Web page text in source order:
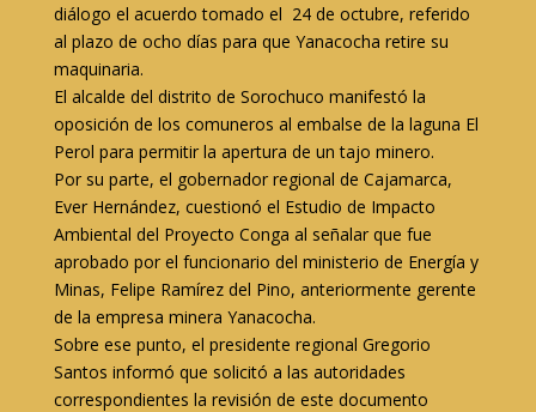
diálogo el acuerdo tomado el 24 de octubre, referido
al plazo de ocho días para que Yanacocha retire su
maquinaria.
El alcalde del distrito de Sorochuco manifestó la
oposición de los comuneros al embalse de la laguna El
Perol para permitir la apertura de un tajo minero.
Por su parte, el gobernador regional de Cajamarca,
Ever Hernández, cuestionó el Estudio de Impacto
Ambiental del Proyecto Conga al señalar que fue
aprobado por el funcionario del ministerio de Energía y
Minas, Felipe Ramírez del Pino, anteriormente gerente
de la empresa minera Yanacocha.
Sobre ese punto, el presidente regional Gregorio
Santos informó que solicitó a las autoridades
correspondientes la revisión de este documento